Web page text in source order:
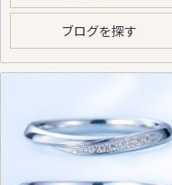
ブログを探す